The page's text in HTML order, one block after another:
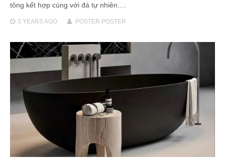
tông kết hợp cùng với đá tự nhiên.…
3 YEARSAGO POSTER POSTER